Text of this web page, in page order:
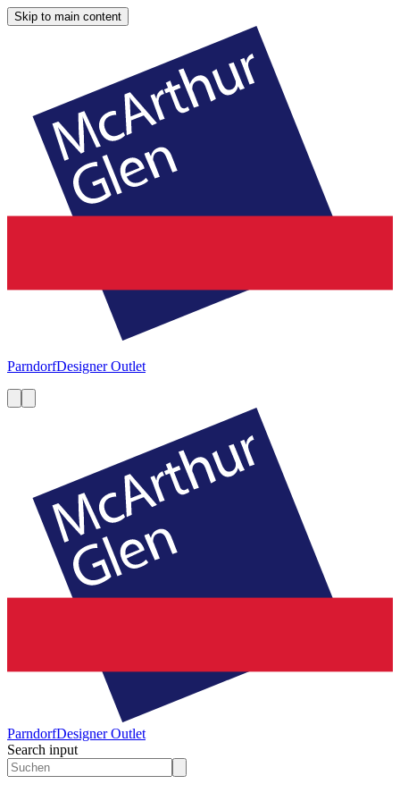
Skip to main content
ParndorfDesigner Outlet
ParndorfDesigner Outlet
Search input